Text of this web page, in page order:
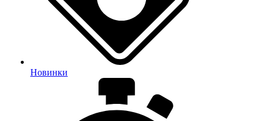
Новинки